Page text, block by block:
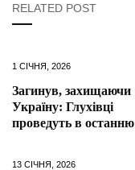
RELATED POST
1 СІЧНЯ, 2026
Загинув, захищаючи
Україну: Глухівці
проведуть в останню
13 СІЧНЯ, 2026